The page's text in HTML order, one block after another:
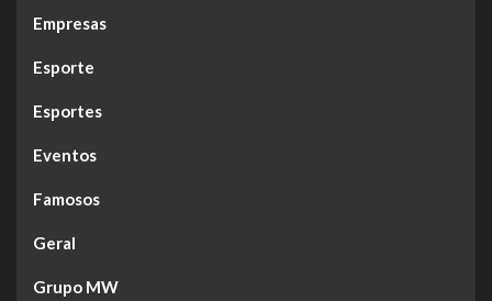
Empresas
Esporte
Esportes
Eventos
Famosos
Geral
Grupo MW